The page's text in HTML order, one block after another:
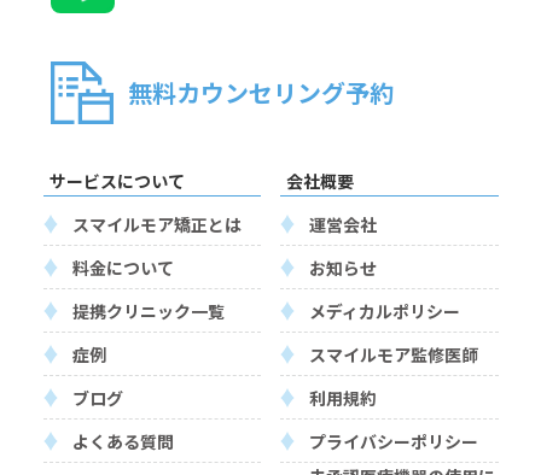
無料カウンセリング予約
サービスについて
スマイルモア矯正とは
料金について
提携クリニック一覧
症例
ブログ
よくある質問
会社概要
運営会社
お知らせ
メディカルポリシー
スマイルモア監修医師
利用規約
プライバシーポリシー